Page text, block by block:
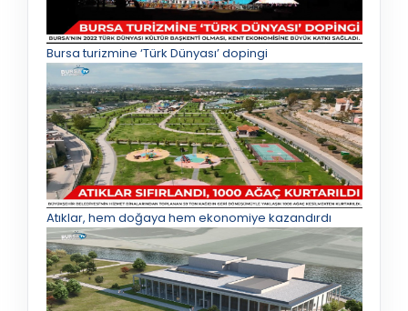
Bursa turizmine ‘Türk Dünyası’ dopingi
Atıklar, hem doğaya hem ekonomiye kazandırdı